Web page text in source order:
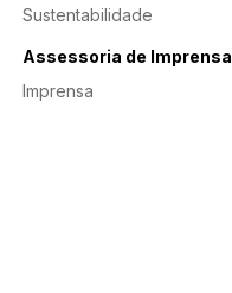
Sustentabilidade
Assessoria de Imprensa
Imprensa